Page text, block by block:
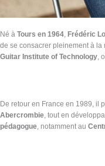
Né à Tours en 1964 Frédéric
de se consacrer pleinement à la
Guitar Institute of Technology ,
De retour en France en 1989, il
Abercrombie , tout en
pédagogue , notamment au